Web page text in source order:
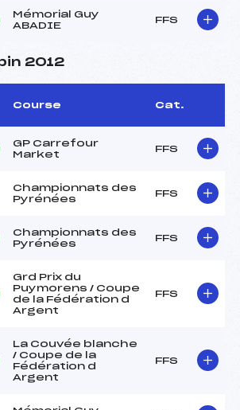
Mémorial Guy
ABADIE
FFS
2012
Course Cat.
GP Carrefour
Market
FFS
Championnats des
Pyrénées
FFS
Championnats des
Pyrénées
FFS
Grd Prix du
Puymorens / Coupe
de la Fédération d
Argent
FFS
La Couvée blanche
/ Coupe de la
Fédération d
Argent
FFS